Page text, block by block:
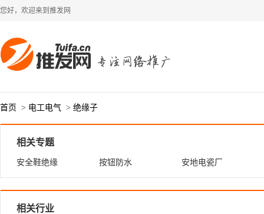
您好，欢迎来到推发网
首页 > 电工电气 > 绝缘子
相关专题
安全鞋绝缘 按钮防水 安地电瓷厂
相关行业